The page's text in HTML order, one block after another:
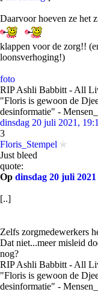
Daarvoor hoeven ze het
klappen voor de zorg!!
loonsverhoging!)
foto
RIP Ashli Babbitt - All
"Floris is gewoon de
desinformatie" -
dinsdag 20 juli 2021,
3
Floris_Stempel
Just bleed
quote:
Op dinsdag 20 juli 2021
[..]
Zelfs zorgmedewerkers
Dat niet...meer misleid
nog?
RIP Ashli Babbitt - All
"Floris is gewoon de
desinformatie" -